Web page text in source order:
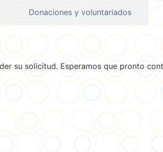
Donaciones y voluntariados
su solicitud. Esperamos que pronto